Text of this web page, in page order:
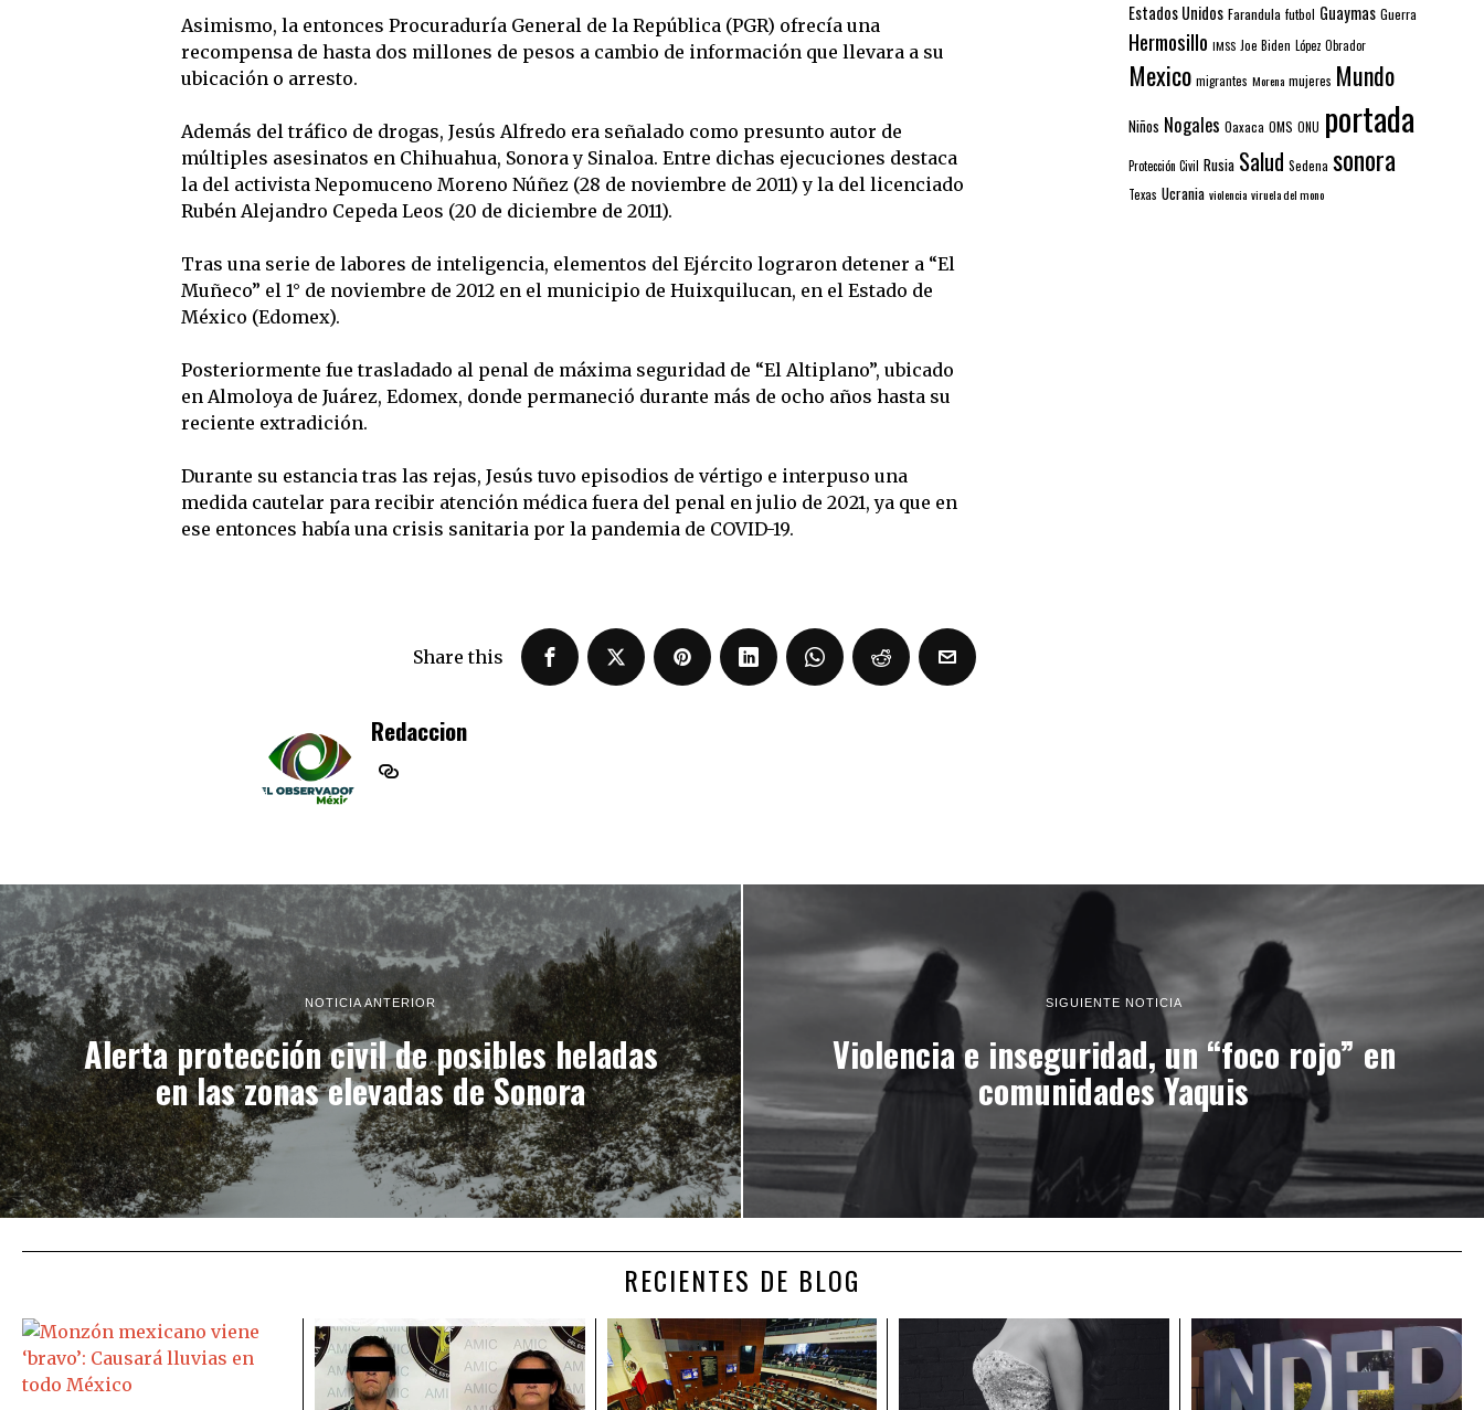
Asimismo, la entonces Procuraduría General de la República (PGR) ofrecía una
recompensa de hasta dos millones de pesos a cambio de información que llevara a su
ubicación o arresto.
Además del tráfico de drogas, Jesús Alfredo era señalado como presunto autor de
múltiples asesinatos en Chihuahua, Sonora y Sinaloa. Entre dichas ejecuciones destaca
la del activista Nepomuceno Moreno Núñez (28 de noviembre de 2011) y la del licenciado
Rubén Alejandro Cepeda Leos (20 de diciembre de 2011).
Tras una serie de labores de inteligencia, elementos del Ejército lograron detener a “El
Muñeco” el 1° de noviembre de 2012 en el municipio de Huixquilucan, en el Estado de
México (Edomex).
Posteriormente fue trasladado al penal de máxima seguridad de “El Altiplano”, ubicado
en Almoloya de Juárez, Edomex, donde permaneció durante más de ocho años hasta su
reciente extradición.
Durante su estancia tras las rejas, Jesús tuvo episodios de vértigo e interpuso una
medida cautelar para recibir atención médica fuera del penal en julio de 2021, ya que en
ese entonces había una crisis sanitaria por la pandemia de COVID-19.
Share this
Redaccion
Estados Unidos Farandula futbol Guaymas Guerra
Hermosillo IMSS Joe Biden López Obrador
Mexico migrantes Morena mujeres Mundo
Niños Nogales Oaxaca OMS ONU portada
Protección Civil Rusia Salud Sedena sonora
Texas Ucrania violencia viruela del mono
NOTICIA ANTERIOR
Alerta protección civil de posibles heladas
en las zonas elevadas de Sonora
SIGUIENTE NOTICIA
Violencia e inseguridad, un “foco rojo” en
comunidades Yaquis
RECIENTES DE BLOG